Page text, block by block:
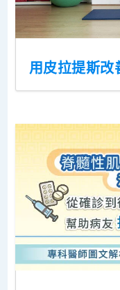
用皮拉提斯改